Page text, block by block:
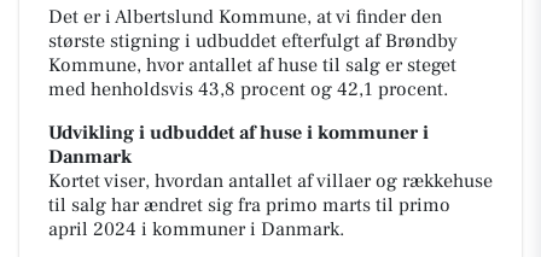
Det er i Albertslund Kommune, at vi finder den
største stigning i udbuddet efterfulgt af Brøndby
Kommune, hvor antallet af huse til salg er steget
med henholdsvis 43,8 procent og 42,1 procent.
Udvikling i udbuddet af huse i kommuner i
Danmark
Kortet viser, hvordan antallet af villaer og rækkehuse
til salg har ændret sig fra primo marts til primo
april 2024 i kommuner i Danmark.